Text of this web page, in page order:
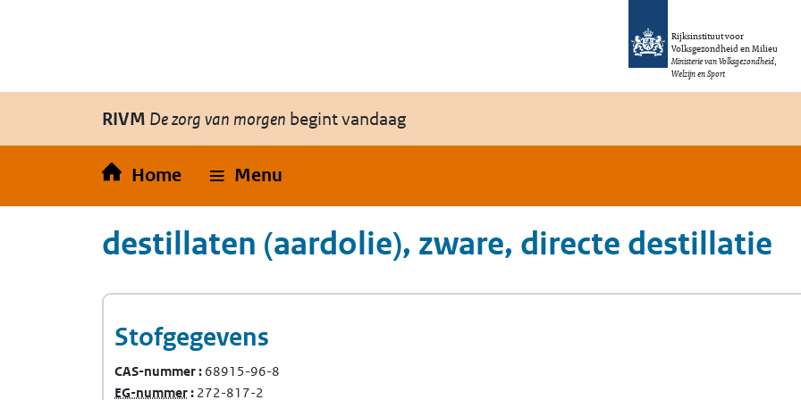
Rijksinstituut voor
Volksgezondheid en Milieu
Ministerie van Volksgezondheid,
Welzijn en Sport
RIVM De zorg van morgen begint vandaag
Home Menu
destillaten (aardolie), zware, directe destillatie
Stofgegevens
CAS-nummer 68915-96-8
EG-nummer(Europees Gemeenschap-nummer)
272-817-2